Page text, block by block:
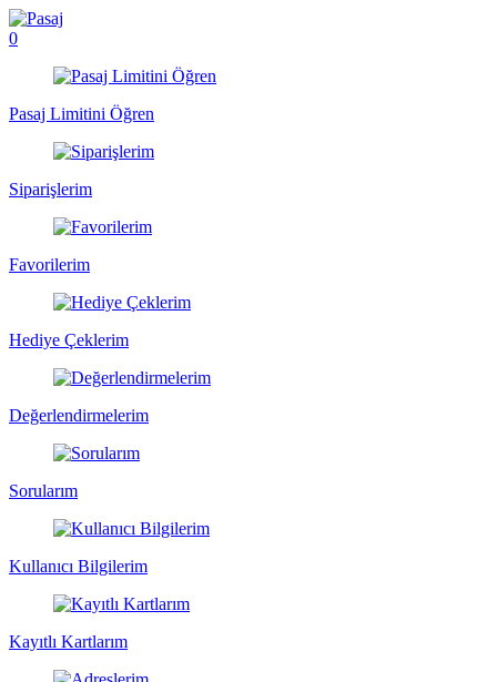
0
Pasaj Limitini Öğren
Siparişlerim
Favorilerim
Hediye Çeklerim
Değerlendirmelerim
Sorularım
Kullanıcı Bilgilerim
Kayıtlı Kartlarım